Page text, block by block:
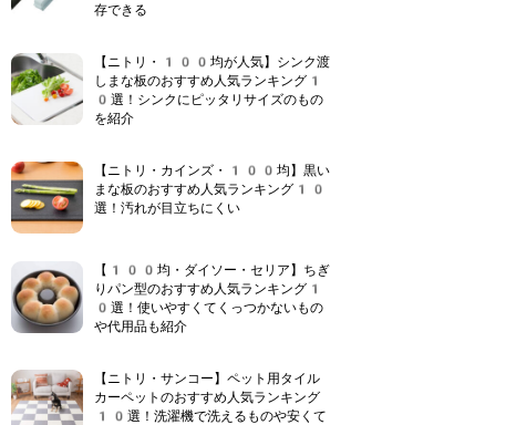
存できる
【ニトリ・100均が人気】シンク渡
しまな板のおすすめ人気ランキング1
0選！シンクにピッタリサイズのもの
を紹介
【ニトリ・カインズ・100均】黒い
まな板のおすすめ人気ランキング10
選！汚れが目立ちにくい
【100均・ダイソー・セリア】ちぎ
りパン型のおすすめ人気ランキング1
0選！使いやすくてくっつかないもの
や代用品も紹介
【ニトリ・サンコー】ペット用タイル
カーペットのおすすめ人気ランキング
10選！洗濯機で洗えるものや安くて